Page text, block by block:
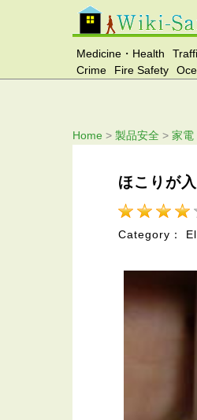
Medicine・Health
Crime
Fire Safety
Home > 製品安全 > 家電
ほこりが
Category：